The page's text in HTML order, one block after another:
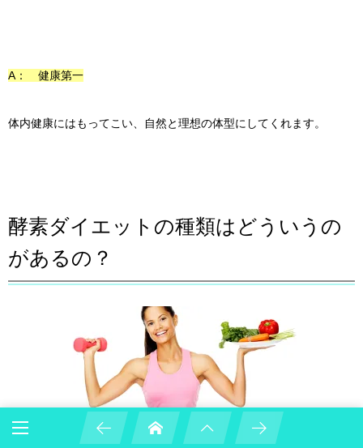
A： 健康第一
体内健康にはもってこい、自然と理想の体型にしてくれます。
酵素ダイエットの種類はどういうの
があるの？